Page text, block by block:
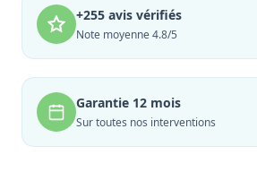
+255 avis vérifiés
Note moyenne 4.8/5
Garantie 12 mois
Sur toutes nos interventions